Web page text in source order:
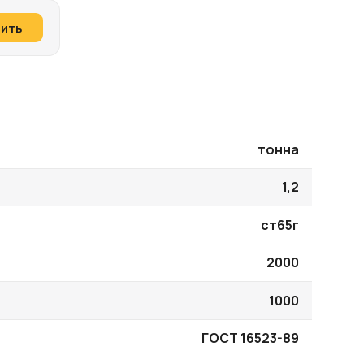
тонна
1,2
ст65г
2000
1000
ГОСТ 16523-89